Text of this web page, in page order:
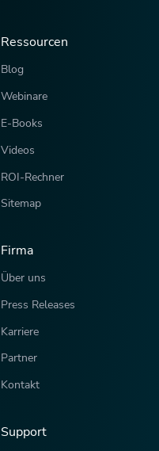
Ressourcen
Blog
Webinare
E-Books
Videos
ROI-Rechner
Sitemap
Firma
Über uns
Press Releases
Karriere
Partner
Kontakt
Support